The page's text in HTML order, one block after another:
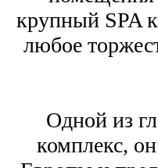
крупный SPA
любое
Одной из
комплекс,